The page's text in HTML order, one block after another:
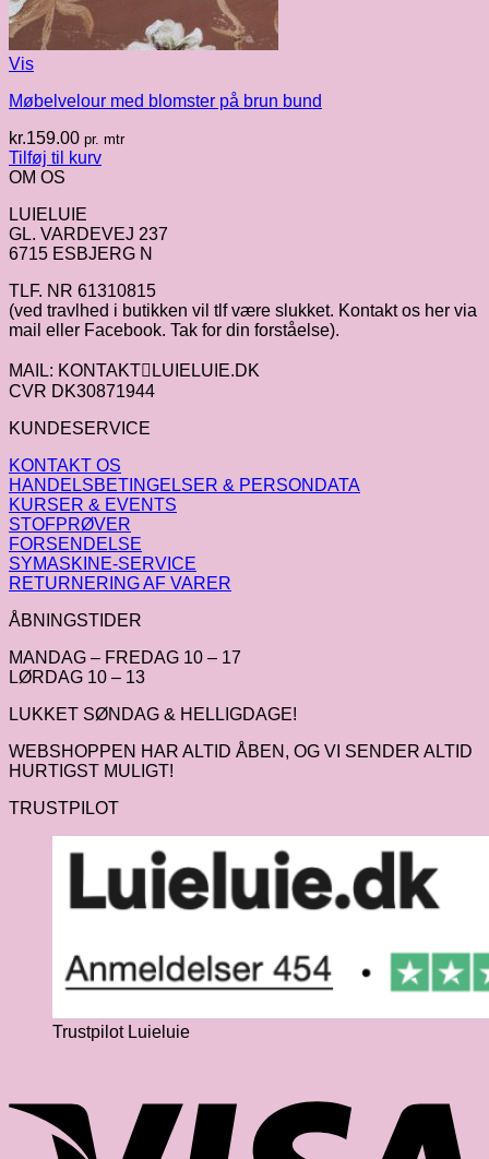
Vis
Møbelvelour med blomster på brun bund
kr.159.00 pr. mtr
Tilføj til kurv
OM OS
LUIELUIE
GL. VARDEVEJ 237
6715 ESBJERG N
TLF. NR 61310815
(ved travlhed i butikken vil tlf være slukket. Kontakt os her via
mail eller Facebook. Tak for din forståelse).
MAIL: KONTAKTLUIELUIE.DK
CVR DK30871944
KUNDESERVICE
KONTAKT OS
HANDELSBETINGELSER & PERSONDATA
KURSER & EVENTS
STOFPRØVER
FORSENDELSE
SYMASKINE-SERVICE
RETURNERING AF VARER
ÅBNINGSTIDER
MANDAG – FREDAG 10 – 17
LØRDAG 10 – 13
LUKKET SØNDAG & HELLIGDAGE!
WEBSHOPPEN HAR ALTID ÅBEN, OG VI SENDER ALTID
HURTIGST MULIGT!
TRUSTPILOT
Trustpilot Luieluie